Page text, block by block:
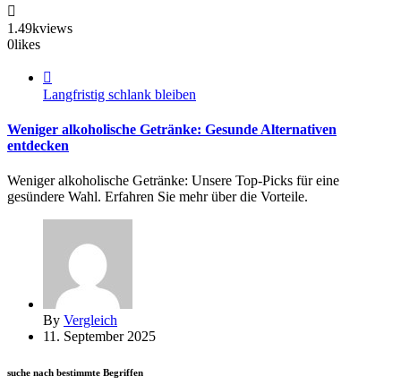
1.49kviews
0likes
Langfristig schlank bleiben
Weniger alkoholische Getränke: Gesunde Alternativen
entdecken
Weniger alkoholische Getränke: Unsere Top-Picks für eine
gesündere Wahl. Erfahren Sie mehr über die Vorteile.
By Vergleich
11. September 2025
suche nach bestimmte Begriffen